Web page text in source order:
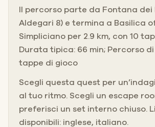
Il percorso parte da Fontana dei
Aldegari 8) e termina a Basilica
Simpliciano per 2.9 km, con 10
Durata tipica: 66 min; Percorso di
tappe di gioco
Scegli questa quest per
al tuo ritmo. Scegli un escape
preferisci un set interno chiuso.
disponibili: inglese, italiano.